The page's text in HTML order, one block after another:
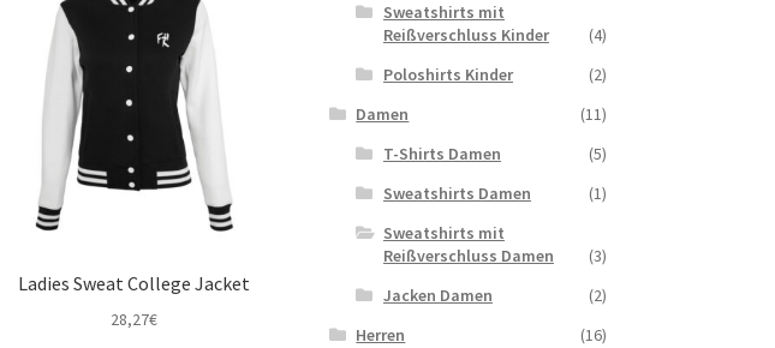
Ladies Sweat College Jacket
28,27€
Sweatshirts mit
Reißverschluss Kinder
(4)
Poloshirts Kinder
(2)
Damen
(11)
T-Shirts Damen
(5)
Sweatshirts Damen
(1)
Sweatshirts mit
Reißverschluss Damen
(3)
Jacken Damen
(2)
Herren
(16)